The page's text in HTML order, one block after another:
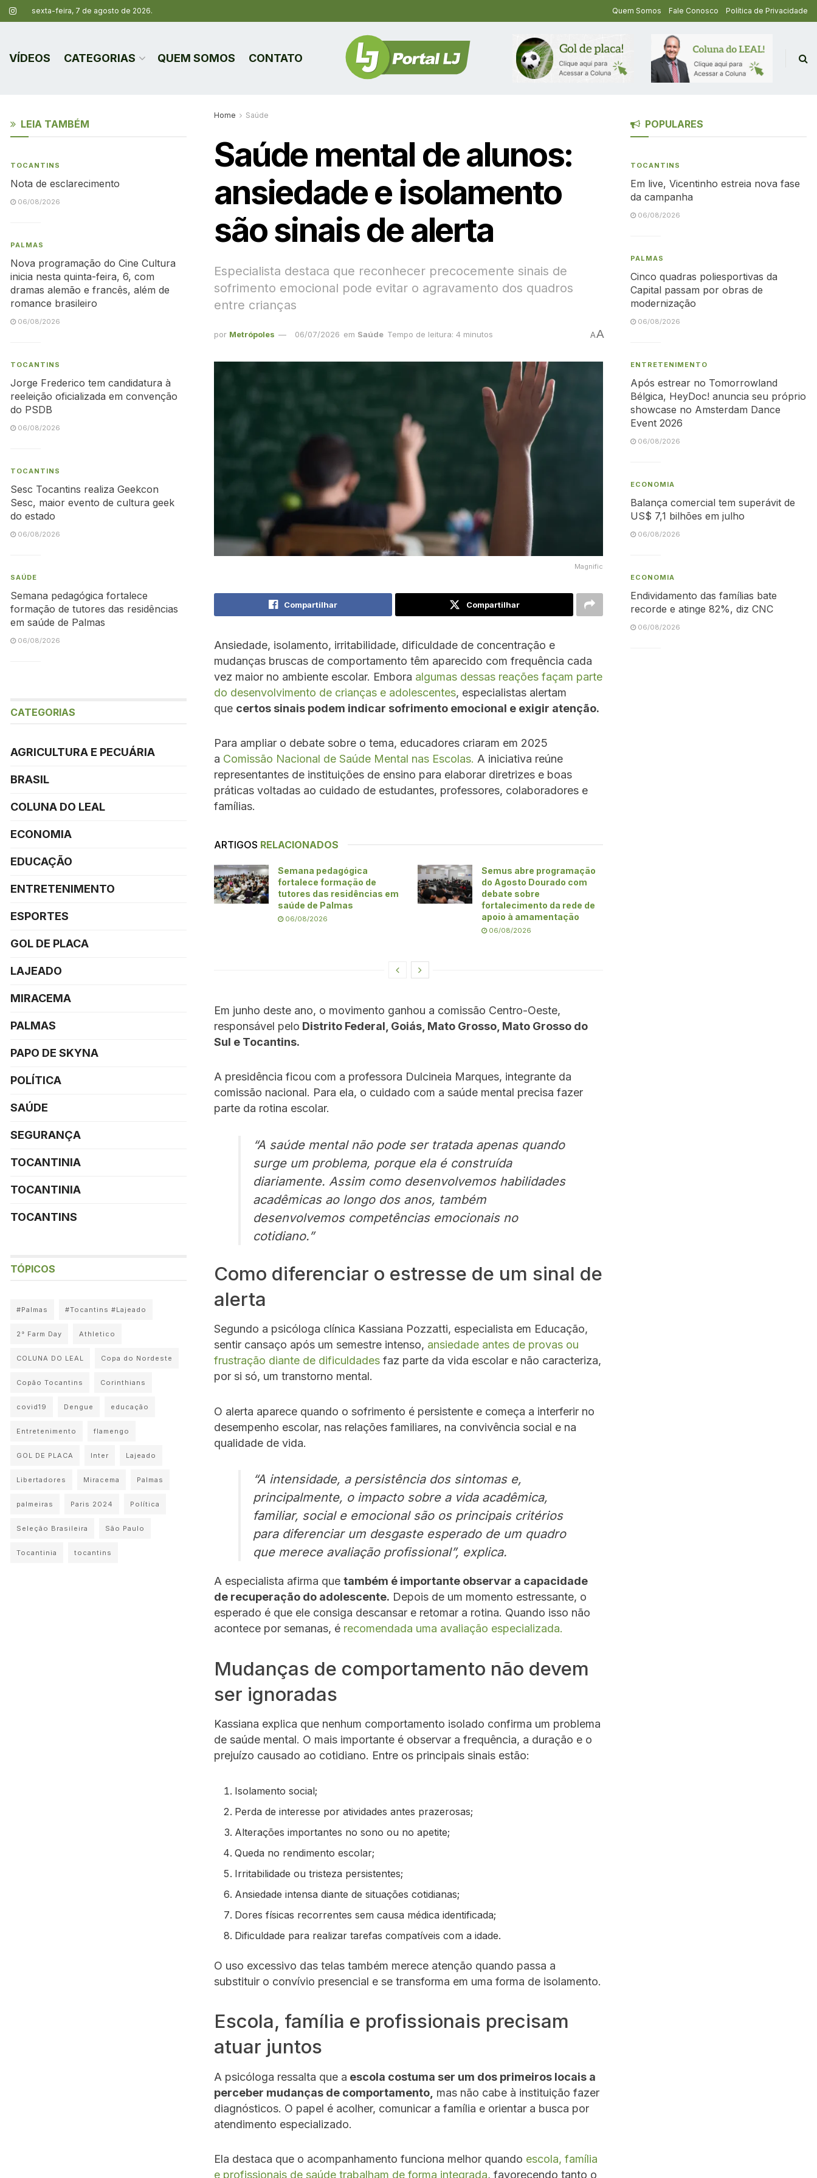
sexta-feira, 7 de agosto de 2026. Quem Somos Fale Conosco Política de Privacidade
VÍDEOS CATEGORIAS QUEM SOMOS CONTATO
Home Saúde
Saúde mental de alunos:
ansiedade e isolamento
são sinais de alerta
Especialista destaca que reconhecer precocemente sinais de
sofrimento emocional pode evitar o agravamento dos quadros
entre crianças
por Metrópoles 06/07/2026 em Saúde Tempo de leitura: 4 minutos AA
Magnific
Compartilhar Compartilhar
Ansiedade, isolamento, irritabilidade, dificuldade de concentração e
mudanças bruscas de comportamento têm aparecido com frequência cada
vez maior no ambiente escolar. Embora algumas dessas reações façam parte
do desenvolvimento de crianças e adolescentes, especialistas alertam
que certos sinais podem indicar sofrimento emocional e exigir atenção.
Para ampliar o debate sobre o tema, educadores criaram em 2025
a Comissão Nacional de Saúde Mental nas Escolas. A iniciativa reúne
representantes de instituições de ensino para elaborar diretrizes e boas
práticas voltadas ao cuidado de estudantes, professores, colaboradores e
famílias.
ARTIGOS RELACIONADOS
Semana pedagógica
fortalece formação de
tutores das residências em
saúde de Palmas
06/08/2026
Semus abre programação
do Agosto Dourado com
debate sobre
fortalecimento da rede de
apoio à amamentação
06/08/2026
Em junho deste ano, o movimento ganhou a comissão Centro-Oeste,
responsável pelo Distrito Federal, Goiás, Mato Grosso, Mato Grosso do
Sul e Tocantins.
A presidência ficou com a professora Dulcineia Marques, integrante da
comissão nacional. Para ela, o cuidado com a saúde mental precisa fazer
parte da rotina escolar.
“A saúde mental não pode ser tratada apenas quando
surge um problema, porque ela é construída
diariamente. Assim como desenvolvemos habilidades
acadêmicas ao longo dos anos, também
desenvolvemos competências emocionais no
cotidiano.”
Como diferenciar o estresse de um sinal de
alerta
Segundo a psicóloga clínica Kassiana Pozzatti, especialista em Educação,
sentir cansaço após um semestre intenso, ansiedade antes de provas ou
frustração diante de dificuldades faz parte da vida escolar e não caracteriza,
por si só, um transtorno mental.
O alerta aparece quando o sofrimento é persistente e começa a interferir no
desempenho escolar, nas relações familiares, na convivência social e na
qualidade de vida.
“A intensidade, a persistência dos sintomas e,
principalmente, o impacto sobre a vida acadêmica,
familiar, social e emocional são os principais critérios
para diferenciar um desgaste esperado de um quadro
que merece avaliação profissional”, explica.
A especialista afirma que também é importante observar a capacidade
de recuperação do adolescente. Depois de um momento estressante, o
esperado é que ele consiga descansar e retomar a rotina. Quando isso não
acontece por semanas, é recomendada uma avaliação especializada.
Mudanças de comportamento não devem
ser ignoradas
Kassiana explica que nenhum comportamento isolado confirma um problema
de saúde mental. O mais importante é observar a frequência, a duração e o
prejuízo causado ao cotidiano. Entre os principais sinais estão:
Isolamento social;
Perda de interesse por atividades antes prazerosas;
Alterações importantes no sono ou no apetite;
Queda no rendimento escolar;
Irritabilidade ou tristeza persistentes;
Ansiedade intensa diante de situações cotidianas;
Dores físicas recorrentes sem causa médica identificada;
Dificuldade para realizar tarefas compatíveis com a idade.
O uso excessivo das telas também merece atenção quando passa a
substituir o convívio presencial e se transforma em uma forma de isolamento.
Escola, família e profissionais precisam
atuar juntos
A psicóloga ressalta que a escola costuma ser um dos primeiros locais a
perceber mudanças de comportamento, mas não cabe à instituição fazer
diagnósticos. O papel é acolher, comunicar a família e orientar a busca por
atendimento especializado.
Ela destaca que o acompanhamento funciona melhor quando escola, família
e profissionais de saúde trabalham de forma integrada, favorecendo tanto o
LEIA TAMBÉM
TOCANTINS
Nota de esclarecimento
06/08/2026
PALMAS
Nova programação do Cine Cultura
inicia nesta quinta-feira, 6, com
dramas alemão e francês, além de
romance brasileiro
06/08/2026
TOCANTINS
Jorge Frederico tem candidatura à
reeleição oficializada em convenção
do PSDB
06/08/2026
TOCANTINS
Sesc Tocantins realiza Geekcon
Sesc, maior evento de cultura geek
do estado
06/08/2026
SAÚDE
Semana pedagógica fortalece
formação de tutores das residências
em saúde de Palmas
06/08/2026
CATEGORIAS
AGRICULTURA E PECUÁRIA
BRASIL
COLUNA DO LEAL
ECONOMIA
EDUCAÇÃO
ENTRETENIMENTO
ESPORTES
GOL DE PLACA
LAJEADO
MIRACEMA
PALMAS
PAPO DE SKYNA
POLÍTICA
SAÚDE
SEGURANÇA
TOCANTINIA
TOCANTINIA
TOCANTINS
TÓPICOS
#Palmas #Tocantins #Lajeado
2° Farm Day Athletico
COLUNA DO LEAL Copa do Nordeste
Copão Tocantins Corinthians
covid19 Dengue educação
Entretenimento flamengo
GOL DE PLACA Inter Lajeado
Libertadores Miracema Palmas
palmeiras Paris 2024 Política
Seleção Brasileira São Paulo
Tocantinia tocantins
POPULARES
TOCANTINS
Em live, Vicentinho estreia nova fase
da campanha
06/08/2026
PALMAS
Cinco quadras poliesportivas da
Capital passam por obras de
modernização
06/08/2026
ENTRETENIMENTO
Após estrear no Tomorrowland
Bélgica, HeyDoc! anuncia seu próprio
showcase no Amsterdam Dance
Event 2026
06/08/2026
ECONOMIA
Balança comercial tem superávit de
US$ 7,1 bilhões em julho
06/08/2026
ECONOMIA
Endividamento das famílias bate
recorde e atinge 82%, diz CNC
06/08/2026